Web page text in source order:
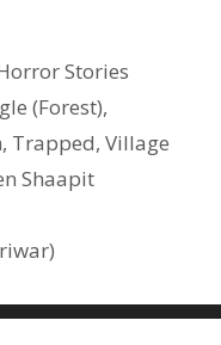
Stories
(Forest),
, Trapped, Village
Shaapit